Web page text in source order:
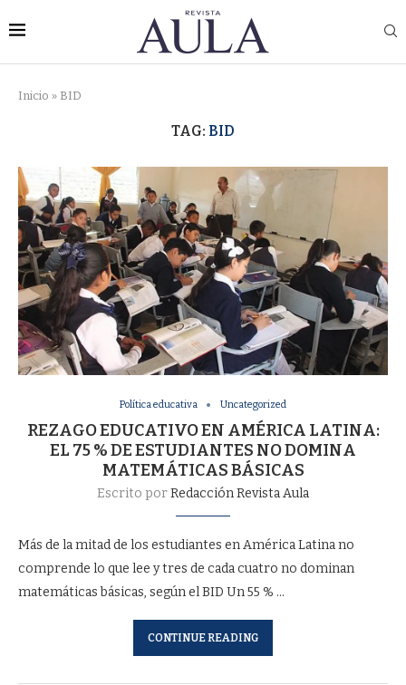
Inicio » BID
TAG: BID
Política educativa Uncategorized
REZAGO EDUCATIVO EN AMÉRICA LATINA:
EL 75 % DE ESTUDIANTES NO DOMINA
MATEMÁTICAS BÁSICAS
Escrito porRedacción Revista Aula
Más de la mitad de los estudiantes en América Latina no
comprende lo que lee y tres de cada cuatro no dominan
matemáticas básicas, según el BID Un 55 % …
CONTINUE READING